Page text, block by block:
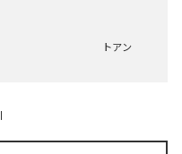
トアン